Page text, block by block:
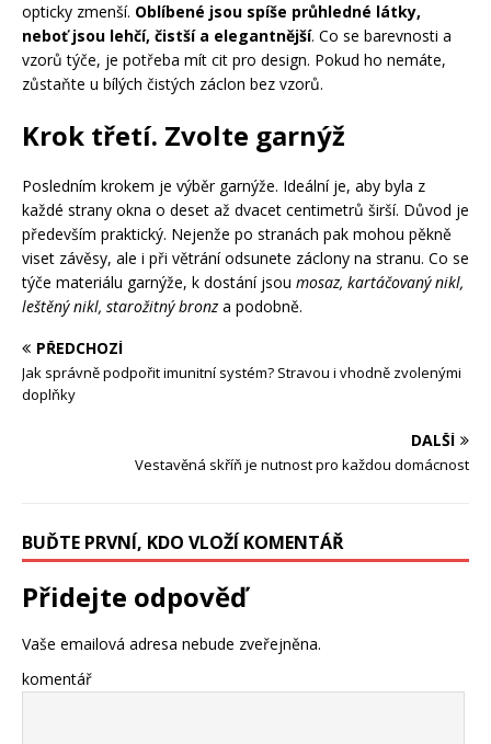
opticky zmenší. Oblíbené jsou spíše průhledné látky,
neboť jsou lehčí, čistší a elegantnější. Co se barevnosti a
vzorů týče, je potřeba mít cit pro design. Pokud ho nemáte,
zůstaňte u bílých čistých záclon bez vzorů.
Krok třetí. Zvolte garnýž
Posledním krokem je výběr garnýže. Ideální je, aby byla z
každé strany okna o deset až dvacet centimetrů širší. Důvod je
především praktický. Nejenže po stranách pak mohou pěkně
viset závěsy, ale i při větrání odsunete záclony na stranu. Co se
týče materiálu garnýže, k dostání jsou mosaz, kartáčovaný nikl,
leštěný nikl, starožitný bronz a podobně.
PŘEDCHOZÍ
Jak správně podpořit imunitní systém? Stravou i vhodně zvolenými
doplňky
DALŠÍ
Vestavěná skříň je nutnost pro každou domácnost
BUĎTE PRVNÍ, KDO VLOŽÍ KOMENTÁŘ
Přidejte odpověď
Vaše emailová adresa nebude zveřejněna.
komentář